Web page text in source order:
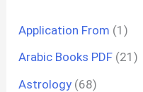
Application From (1)
Arabic Books PDF (21)
Astrology (68)